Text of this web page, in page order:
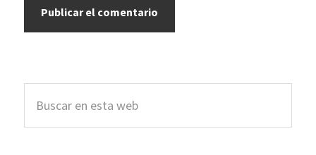
Barra
lateral
esta